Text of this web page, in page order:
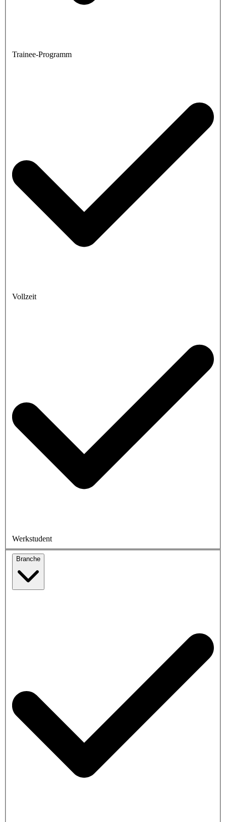
Trainee-Programm
Vollzeit
Werkstudent
Branche